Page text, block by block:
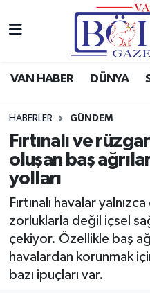
VAN HABER DÜNYA
HABERLER GÜNDEM
Fırtınalı ve
oluşan baş
yolları
Fırtınalı havalar
zorluklarla değil içsel
çekiyor. Özellikle baş
havalardan korunmak
bazı ipuçları var.
Van Haber
Gündem
Spor
Eğitim
Sağlık
Hava Durumu
Puan Durumu ve
Tüm Manşetler
Haber Arşivi